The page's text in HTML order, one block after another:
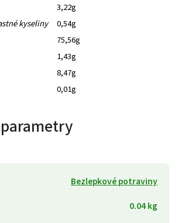
3,22g
kyseliny
0,54g
75,56g
1,43g
8,47g
0,01g
Bezlepkové potraviny
0.04 kg